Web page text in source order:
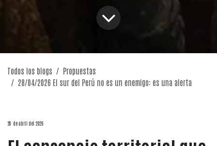
Todos los blogs
Propuestas
28/04/2026 El sur del Perú no es un enemigo: es una alerta
28 de abril del 2026